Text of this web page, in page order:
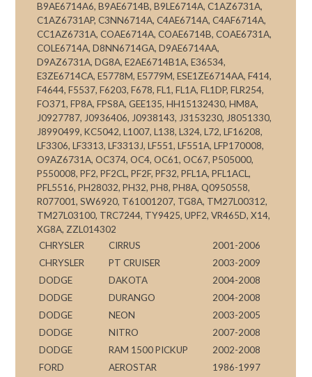
B9AE6714A6, B9AE6714B, B9LE6714A, C1AZ6731A,
C1AZ6731AP, C3NN6714A, C4AE6714A, C4AF6714A,
CC1AZ6731A, COAE6714A, COAE6714B, COAE6731A,
COLE6714A, D8NN6714GA, D9AE6714AA,
D9AZ6731A, DG8A, E2AE6714B1A, E36534,
E3ZE6714CA, E5778M, E5779M, ESE1ZE6714AA, F414,
F4644, F5537, F6203, F678, FL1, FL1A, FL1DP, FLR254,
FO371, FP8A, FPS8A, GEE135, HH15132430, HM8A,
J0927787, J0936406, J0938143, J3153230, J8051330,
J8990499, KC5042, L1007, L138, L324, L72, LF16208,
LF3306, LF3313, LF3313J, LF551, LF551A, LFP170008,
O9AZ6731A, OC374, OC4, OC61, OC67, P505000,
P550008, PF2, PF2CL, PF2F, PF32, PFL1A, PFL1ACL,
PFL5516, PH28032, PH32, PH8, PH8A, Q0950558,
R077001, SW6920, T61001207, TG8A, TM27L00312,
TM27L03100, TRC7244, TY9425, UPF2, VR465D, X14,
XG8A, ZZL014302
CHRYSLER
CIRRUS
2001-2006
CHRYSLER
PT CRUISER
2003-2009
DODGE
DAKOTA
2004-2008
DODGE
DURANGO
2004-2008
DODGE
NEON
2003-2005
DODGE
NITRO
2007-2008
DODGE
RAM 1500 PICKUP
2002-2008
FORD
AEROSTAR
1986-1997